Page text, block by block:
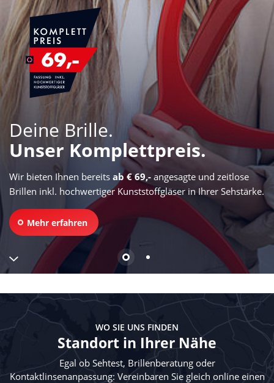
Deine Brille.
Unser Komplettpreis.
Wir bieten Ihnen bereitsab € 69,-angesagte und zeitlose
Brillen inkl. hochwertiger Kunststoffgläser in Ihrer Sehstärke.
Mehr erfahren
WO SIE UNS FINDEN
Standort in Ihrer Nähe
Egal ob Sehtest, Brillenberatung oder
Kontaktlinsenanpassung: Vereinbaren Sie gleich online einen